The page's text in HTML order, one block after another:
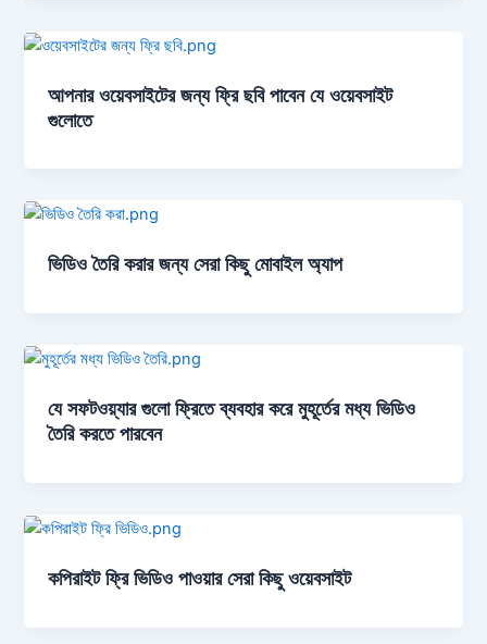
আপনার ওয়েবসাইটের জন্য ফ্রি ছবি পাবেন যে ওয়েবসাইট
গুলোতে
ভিডিও তৈরি করার জন্য সেরা কিছু মোবাইল অ্যাপ
যে সফটওয়্যার গুলো ফ্রিতে ব্যবহার করে মুহূর্তের মধ্য ভিডিও
তৈরি করতে পারবেন
কপিরাইট ফ্রি ভিডিও পাওয়ার সেরা কিছু ওয়েবসাইট